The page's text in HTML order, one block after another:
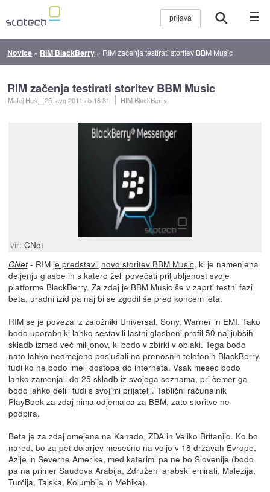
☰
Novice » RIM BlackBerry » RIM začenja testirati storitev BBM Music
RIM začenja testirati storitev BBM Music
Matej Huš ::25. avg 2011 ob 16:31 RIM BlackBerry
vir: CNet
CNet- RIM je predstavil novo storitev BBM Music, ki je namenjena
deljenju glasbe in s katero želi povečati priljubljenost svoje
platforme BlackBerry. Za zdaj je BBM Music še v zaprti testni fazi
beta, uradni izid pa naj bi se zgodil še pred koncem leta.
RIM se je povezal z založniki Universal, Sony, Warner in EMI. Tako
bodo uporabniki lahko sestavili lastni glasbeni profil 50 najljubših
skladb izmed več milijonov, ki bodo v zbirki v oblaki. Tega bodo
nato lahko neomejeno poslušali na prenosnih telefonih BlackBerry,
tudi ko ne bodo imeli dostopa do interneta. Vsak mesec bodo
lahko zamenjali do 25 skladb iz svojega seznama, pri čemer ga
bodo lahko delili tudi s svojimi prijatelji. Tablični računalnik
PlayBook za zdaj nima odjemalca za BBM, zato storitve ne
podpira.
Beta je za zdaj omejena na Kanado, ZDA in Veliko Britanijo. Ko bo
nared, bo za pet dolarjev mesečno na voljo v 18 državah Evrope,
Azije in Severne Amerike, med katerimi pa ne bo Slovenije (bodo
pa na primer Saudova Arabija, Združeni arabski emirati, Malezija,
Turčija, Tajska, Kolumbija in Mehika).